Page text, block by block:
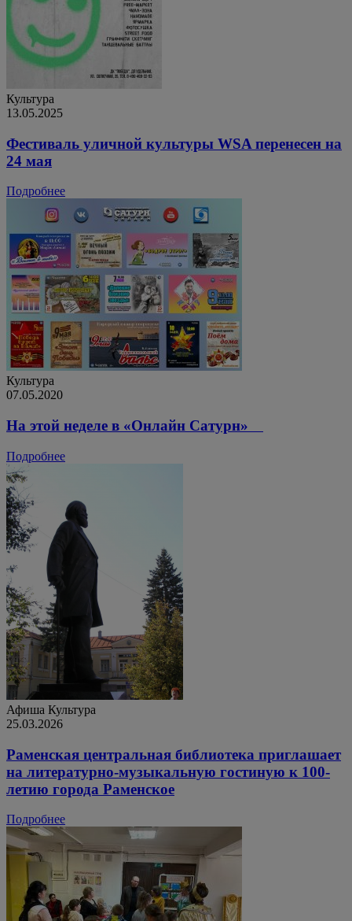
Культура
13.05.2025
Фестиваль уличной культуры WSA перенесен на
24 мая
Подробнее
Культура
07.05.2020
На этой неделе в «Онлайн Сатурн» ⠀
Подробнее
Афиша Культура
25.03.2026
Раменская центральная библиотека приглашает
на литературно-музыкальную гостиную к 100-
летию города Раменское
Подробнее